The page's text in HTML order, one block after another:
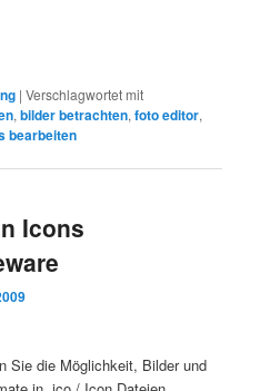
|Verschlagwortet mit
,bilder betrachten,foto editor,
bearbeiten
Icons
Sie die Möglichkeit, Bilder und